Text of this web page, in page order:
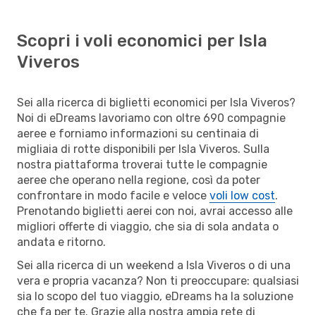
Scopri i voli economici per Isla
Viveros
Sei alla ricerca di biglietti economici per Isla Viveros?
Noi di eDreams lavoriamo con oltre 690 compagnie
aeree e forniamo informazioni su centinaia di
migliaia di rotte disponibili per Isla Viveros. Sulla
nostra piattaforma troverai tutte le compagnie
aeree che operano nella regione, così da poter
confrontare in modo facile e veloce voli low cost.
Prenotando biglietti aerei con noi, avrai accesso alle
migliori offerte di viaggio, che sia di sola andata o
andata e ritorno.
Sei alla ricerca di un weekend a Isla Viveros o di una
vera e propria vacanza? Non ti preoccupare: qualsiasi
sia lo scopo del tuo viaggio, eDreams ha la soluzione
che fa per te. Grazie alla nostra ampia rete di